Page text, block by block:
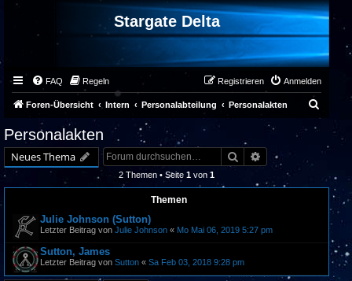
Stargate Delta
FAQ Regeln Anmelden
Registrieren
Foren-Übersicht Intern Personalabteilung Personalakten
Personalakten
Neues Thema Suche Erweiterte Suche
2 Themen • Seite 1 von 1
Themen
Julie Johnson (Sutton)
Letzter Beitrag von Julie Johnson « Mo Mai 06, 2019 5:27 pm
Sutton, James
Letzter Beitrag von Sutton « Sa Feb 03, 2018 9:28 pm